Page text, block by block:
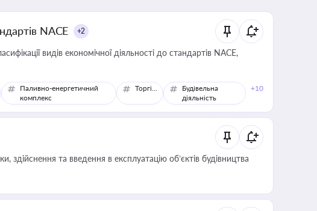
NACE +2
видів економічної діяльності до стандартів NACE,
Паливно-енергетичний
комплекс
Торгівля
Будівельна
діяльність
+10
здійснення та введення в експлуатацію об’єктів будівництва